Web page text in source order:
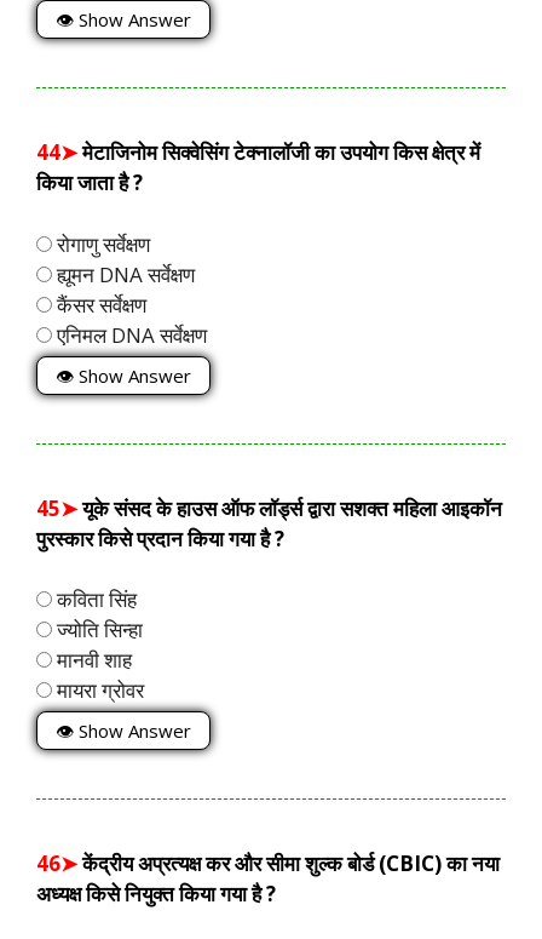
👁 Show Answer
44➤मेटाजिनोम सिक्वेसिंग टेक्नालॉजी का उपयोग किस क्षेत्र में
किया जाता है ?
रोगाणु सर्वेक्षण
ह्यूमन DNA सर्वेक्षण
कैंसर सर्वेक्षण
एनिमल DNA सर्वेक्षण
👁 Show Answer
45➤यूके संसद के हाउस ऑफ लॉर्ड्स द्वारा सशक्त महिला आइकॉन
पुरस्कार किसे प्रदान किया गया है ?
कविता सिंह
ज्योति सिन्हा
मानवी शाह
मायरा ग्रोवर
👁 Show Answer
46➤केंद्रीय अप्रत्यक्ष कर और सीमा शुल्क बोर्ड (CBIC) का नया
अध्यक्ष किसे नियुक्त किया गया है ?